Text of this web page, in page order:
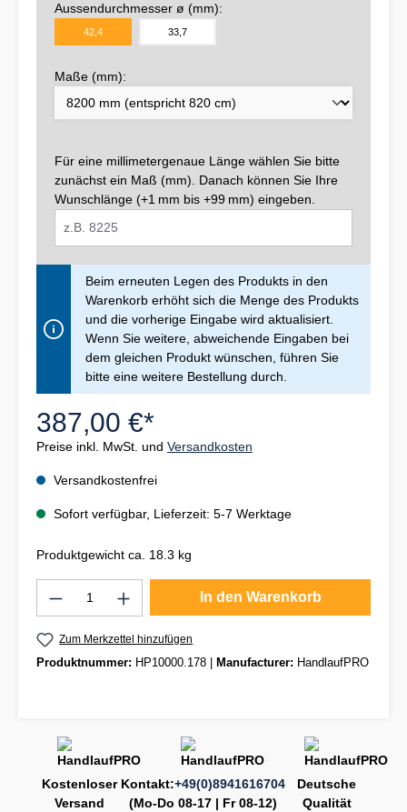
Aussendurchmesser ø (mm):
42,4 33,7
Maße (mm):
Für eine millimetergenaue Länge wählen Sie bitte
zunächst ein Maß (mm). Danach können Sie Ihre
Wunschlänge (+1 mm bis +99 mm) eingeben.
Beim erneuten Legen des Produkts in den
Warenkorb erhöht sich die Menge des Produkts
und die vorherige Eingabe wird aktualisiert.
Wenn Sie weitere, abweichende Eingaben bei
dem gleichen Produkt wünschen, führen Sie
bitte eine weitere Bestellung durch.
387,00 €*
Preise inkl. MwSt. und Versandkosten
Versandkostenfrei
Sofort verfügbar, Lieferzeit: 5-7 Werktage
Produktgewicht ca. 18.3 kg
Produkt Anzahl: Gib den gewünschten
In den Warenkorb
Zum Merkzettel hinzufügen
Produktnummer: HP10000.178 Manufacturer: HandlaufPRO
Kostenloser
Versand
Kontakt:+49(0)8941616704
(Mo-Do 08-17 | Fr 08-12)
Deutsche
Qualität